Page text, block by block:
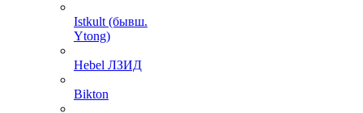
Istkult (бывш.
Ytong)
Hebel ЛЗИД
Bikton